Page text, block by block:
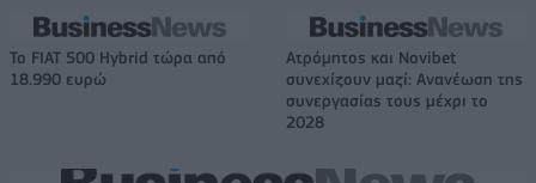
Το FIAT 500 Hybrid τώρα από
18.990 ευρώ
Ατρόμητος και Novibet
συνεχίζουν μαζί: Ανανέωση της
συνεργασίας τους μέχρι το
2028